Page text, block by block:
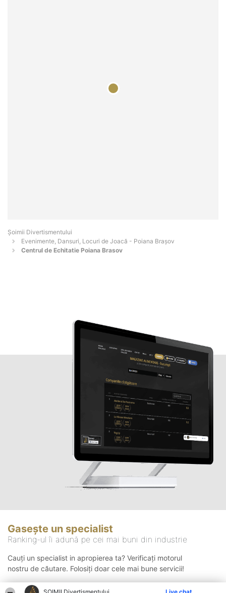
Şoimii Divertismentului
Evenimente, Dansuri, Locuri de Joacă - Poiana Braşov
Centrul de Echitatie Poiana Brasov
Gasește un specialist
Ranking-ul îi adună pe cei mai buni din industrie
Cauți un specialist in apropierea ta? Verificați motorul
nostru de căutare. Folosiți doar cele mai bune servicii!